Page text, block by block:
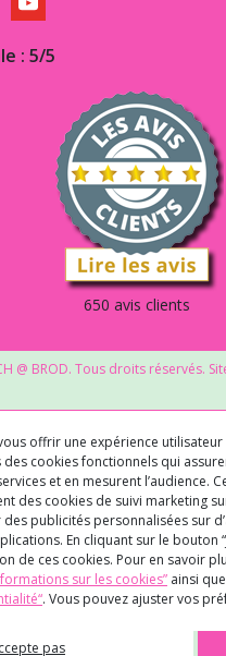
: 5/5
650 avis clients
@ BROD. Tous droits réservés.
offrir une expérience
des cookies fonctionnels qui
et en mesurent l’audience.
des cookies de suivi marketing
publicités personnalisées sur
En cliquant sur le bouton
de ces cookies. Pour en savoir
sur les cookies” ainsi
. Vous pouvez ajuster vos
pas